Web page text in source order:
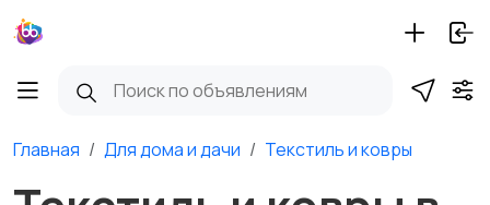
Главная Для дома и дачи Текстиль и ковры